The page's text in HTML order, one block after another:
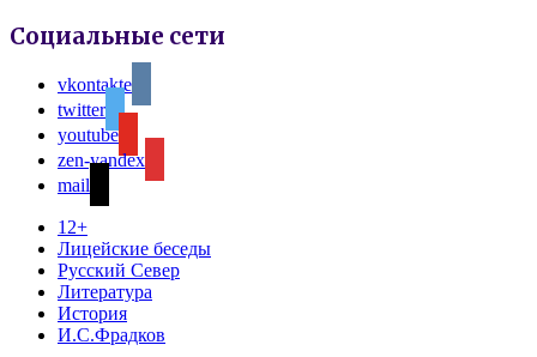
Социальные сети
vkontakte
twitter
youtube
zen-yandex
mail
12+
Лицейские беседы
Русский Север
Литература
История
И.С.Фрадков